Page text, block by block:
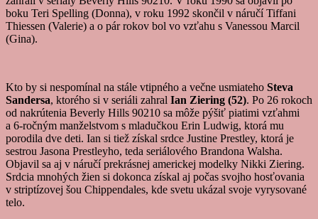
boku Teri Spelling (Donna), v roku 1992 skončil v náručí Tiffani
Thiessen (Valerie) a o pár rokov bol vo vzťahu s Vanessou Marcil
(Gina).
Kto by si nespomínal na stále vtipného a večne usmiateho Steva
Sandersa, ktorého si v seriáli zahral Ian Ziering (52). Po 26 rokoch
od nakrútenia Beverly Hills 90210 sa môže pýšiť piatimi vzťahmi
a 6-ročným manželstvom s mladučkou Erin Ludwig, ktorá mu
porodila dve deti. Ian si tiež získal srdce Justine Prestley, ktorá je
sestrou Jasona Prestleyho, teda seriálového Brandona Walsha.
Objavil sa aj v náručí prekrásnej americkej modelky Nikki Ziering.
Srdcia mnohých žien si dokonca získal aj počas svojho hosťovania
v striptízovej šou Chippendales, kde svetu ukázal svoje vyrysované
telo.